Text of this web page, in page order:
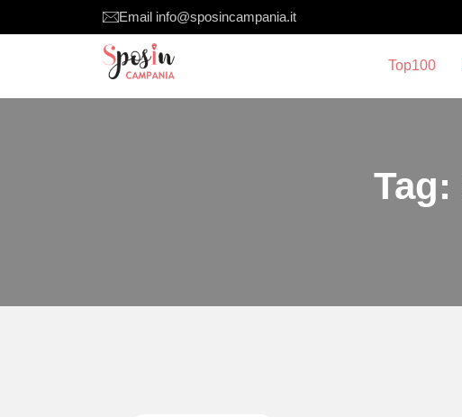
Email info@sposincampania.it
Top100
Tag: